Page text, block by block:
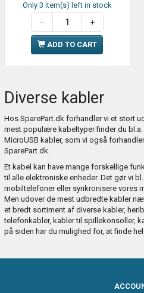
Only 3 item(s) left in stock
ADD TO CART
Diverse kabler
Hos SparePart.dk forhandler vi et stort
mest populære kabeltyper finder du bl.a.
MicroUSB kabler, som vi også
SparePart.dk.
Et kabel kan have mange forskellige
til alle elektroniske enheder. Det gør vi
mobiltelefoner eller synkronisere vores
Men udover de mest udbredte kabler
et bredt sortiment af diverse kabler,
telefonkabler, kabler til spillekonsoller,
på siden har du mulighed for, at finde